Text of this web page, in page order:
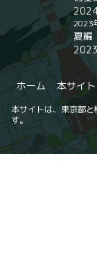
2023
夏編
ホーム 本サイ
本サイトは、東京都
す。